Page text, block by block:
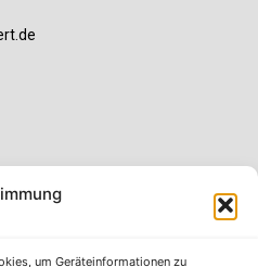
um Geräteinformationen zu
Girokonto? Dann ist unser
für Sie. Die beiden
Magazin erfahren Sie